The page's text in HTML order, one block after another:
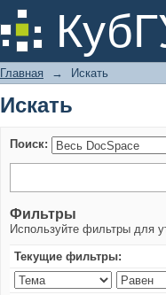
Искать
Главная → Искать
Искать
Поиск:
Фильтры
Используйте фильтры для
Текущие фильтры: